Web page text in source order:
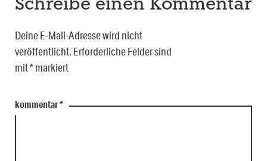
Schreibe einen Kommentar
Deine E-Mail-Adresse wird nicht
veröffentlicht. Erforderliche Felder sind
mit*markiert
kommentar*